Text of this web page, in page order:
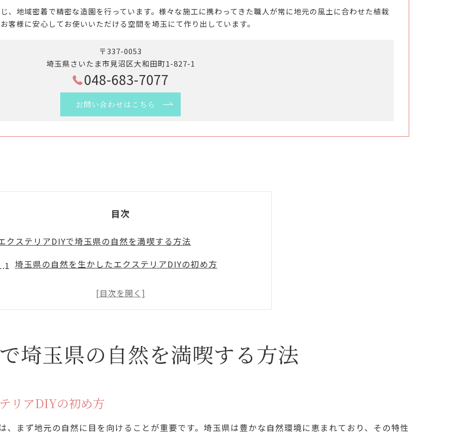
、地域密着で精密な造園を行っています。様々な施工に携わってきた職人が常に地元の風土に合わせた植栽
客様に安心してお使いいただける空間を埼玉にて作り出しています。
〒337-0053
埼玉県さいたま市見沼区大和田町1-827-1
048-683-7077
お問い合わせはこちら
目次
クステリアDIYで埼玉県の自然を満喫する方法
埼玉県の自然を生かしたエクステリアDIYの初め方
地元の自然素材を活用したエクステリアデザインのアイデア
自然との調和を目指す庭作りの基本ステップ
自然を楽しむためのメンテナンス方法
四季折々の植物でエクステリアに彩りを添える
季節ごとに植えるべき植物の選び方
埼玉県の自然を満喫する方法
リアDIYの初め方
、まず地元の自然に目を向けることが重要です。埼玉県は豊かな自然環境に恵まれており、その特性